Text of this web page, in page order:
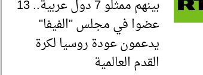
بينهم ممثلو 7 دول عربية.. 13
عضوا في مجلس "الفيفا"
يدعمون عودة روسيا لكرة
القدم العالمية